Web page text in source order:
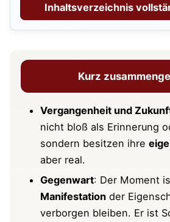
und ihre eigenen Formen
Was ist Zeit und wie
Klassische
Interpretationen mit
Beispielen
Moderne Auslegungen
wissenschaftliche
Parallelen zwischen
Patanjali
Einsteins
Inhaltsverzeichnis
Kurz
Vergangenheit und
nicht bloß als Erinnerung
sondern besitzen ihre
aber real.
Gegenwart: Der Moment
Manifestation der
verborgen bleiben. Er ist